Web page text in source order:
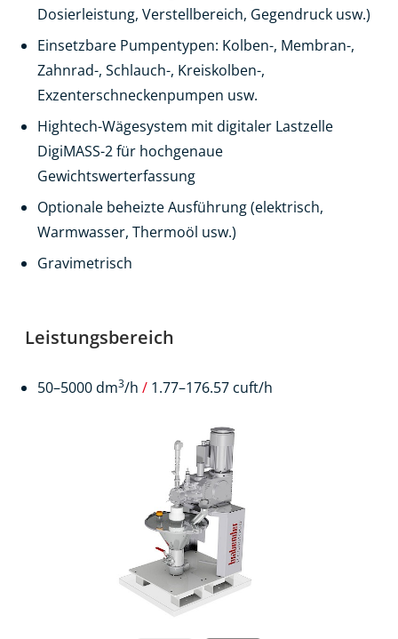
Dosierleistung, Verstellbereich, Gegendruck usw.)
Einsetzbare Pumpentypen: Kolben-, Membran-,
Zahnrad-, Schlauch-, Kreiskolben-,
Exzenterschneckenpumpen usw.
Hightech-Wägesystem mit digitaler Lastzelle
DigiMASS-2 für hochgenaue
Gewichtswerterfassung
Optionale beheizte Ausführung (elektrisch,
Warmwasser, Thermoöl usw.)
Gravimetrisch
Leistungsbereich
50–5000 dm3/h / 1.77–176.57 cuft/h
Branchen
Kontakt
Aktuelles